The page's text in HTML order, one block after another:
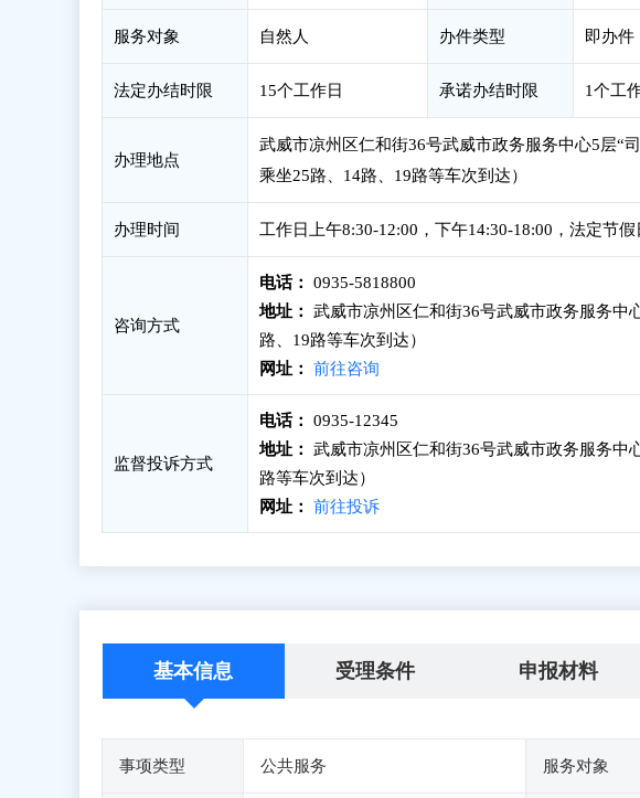
服务对象 自然人 办件类型 即办件
法定办结时限 15个工作日 承诺办结时限 1个工
办理地点
武威市凉州区仁和街36号武威市政务服务中心5层“
乘坐25路、14路、19路等车次到达）
办理时间 工作日上午8:30-12:00，下午14:30-18:00，法定节
咨询方式
电话：
0935-5818800
地址：
武威市凉州区仁和街36号武威市政务服务中
路、19路等车次到达）
网址：
前往咨询
监督投诉方式
电话：
0935-12345
地址：
武威市凉州区仁和街36号武威市政务服务中
路等车次到达）
网址：
前往投诉
基本信息 受理条件 申报材料
事项类型 公共服务 服务对象